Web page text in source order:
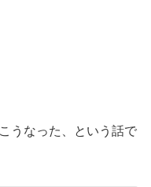
うなった、という話で